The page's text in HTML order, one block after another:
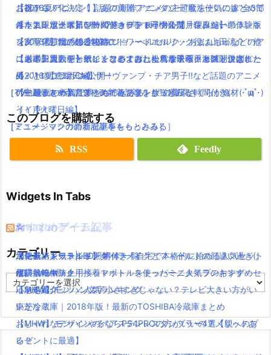
お得！
ネット限定！ポインコのショートドラマ公開「住みたい県ランキ
ング」「県境」の2本立て！
【ポインコ動画】ポインコとよばれた鳥！映画「海賊とよばれた
男」とのコラボCM公開！
［TV・映画の新着記事をもっとみる］
ここから！
【本気レポート】ワールドオブファイナルファンタジーの体験版
をクリアした感想と攻略！
【厳選】大人でも欲しくなる！おしゃれなドラクエグッツのまと
め！！
［ゲーム・スマホアプリの新着記事をもっとみる］
【祝アニメ化決定！】あの美麗ファンタジー”魔法使いの嫁”全3部
作！コミックス第6巻・7巻・8巻で同梱発売
【実写化】鋼の錬金術師エドワードエルリック役は山田涼介！他
にも本田翼、ディーン・フジオカ、松雪泰子らキャスト決定！
【2016夏アニソン】サーヴァンプ・チア男子!!など話題のアニメ
の主題歌を一気にまとめてみたよ！放送曜日と時間付き(｀・ω・
´)！【火曜日編】
［アニメ・マンガの新着記事をもっとみる］
【2016夏アニソン】話題の新作アニメの主題歌を一気にまとめて
みたよ！放送曜日と時間付き(｀・ω・´)！【月曜日編】
【2016夏アニソン】ジョジョ・べルセルク・あまんちゅなどのア
ニメの主題歌を一気にまとめてみたよ！放送曜日と時間付き(｀・
ω・´)！【金曜日編】
【動画まとめ】月9ドラマ”ラブソング”の藤原さくらが逸材( ﾟдﾟ )
イイ声！！
［ミュージックの新着記事をもっとみる］
このブログを購読する
RSS Feedly
Widgets In Tabs
おすすめゲーム記事
【モンハンワールド】キャラメイクとフィールドの顔違い過ぎ(;
´Д｀)www
【MHW】モンハン文字小さすぎじゃない？テレビ大きい方がい
いかな？
【MHW】モンハンやるならPS4PROの方がいいの？メリットあ
る？
Amazonアイテム
水耕栽培キット|LED照明付き！自宅で本格的に始める人気セット
水耕栽培キット｜ペットボトルを使ったミニタイプのおすすめセ
ットを紹介
東芝冷蔵庫｜2018年版！最新のTOSHIBA冷蔵庫まとめ
おしゃれなデザインのペアステンレスタンブラー4選【親へのプ
レゼントに最適】
☆
ニンテンドースイッチ 本体 一覧
使い捨てマスク
☆
消化器／人気ランキング
耐震・転倒防止用接着マット・ストッパー／人気ランキング
応急処置グッツ／人気ランキング
☆
カテゴリー
テ
リ
ー